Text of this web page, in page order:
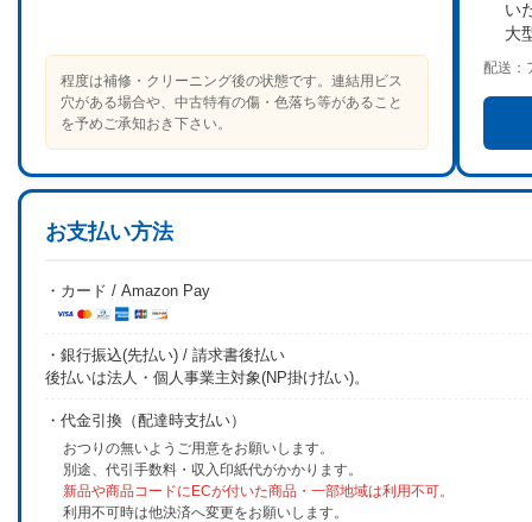
程度は補修・クリーニング後の状態です。連結用ビス
穴がある場合や、中古特有の傷・色落ち等があること
を予めご承知おき下さい。
い
大
配送：
お支払い方法
・カード / Amazon Pay
・銀行振込(先払い) / 請求書後払い
後払いは法人・個人事業主対象(NP掛け払い)。
・代金引換（配達時支払い）
おつりの無いようご用意をお願いします。
別途、代引手数料・収入印紙代がかかります。
新品や商品コードにECが付いた商品・一部地域は利用不可。
利用不可時は他決済へ変更をお願いします。